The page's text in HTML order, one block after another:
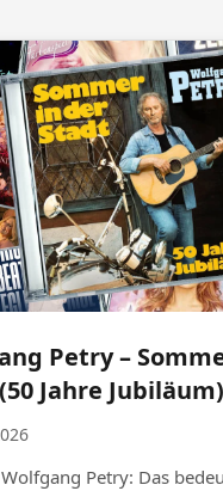
Petry –
Jahre Jubiläum)
Wolfgang Petry: Das